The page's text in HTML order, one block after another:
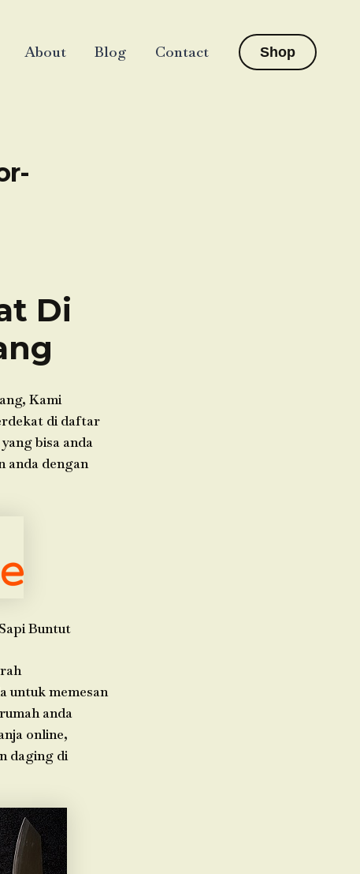
About Blog Contact Shop
Di
Kami
di daftar
bisa anda
anda dengan
Buntut
untuk memesan
anda
online,
daging di